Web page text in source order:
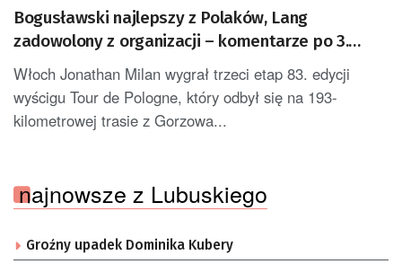
Bogusławski najlepszy z Polaków, Lang
zadowolony z organizacji – komentarze po 3.
etapie Tour de Pologne
Włoch Jonathan Milan wygrał trzeci etap 83. edycji
wyścigu Tour de Pologne, który odbył się na 193-
kilometrowej trasie z Gorzowa...
najnowsze z Lubuskiego
Groźny upadek Dominika Kubery